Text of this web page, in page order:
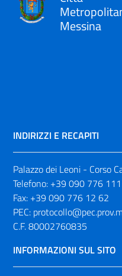
Messina
INDIRIZZI E RECAPITI
Palazzo dei Leoni - Corso
Telefono: +39 090 776
Fax: +39 090 776 12 62
PEC:
C.F. 80002760835
INFORMAZIONI SUL SITO